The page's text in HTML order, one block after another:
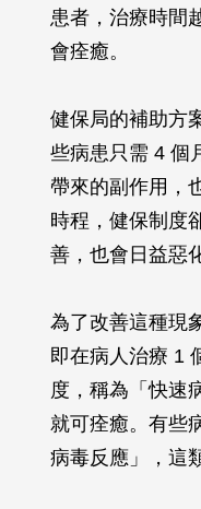
患者，治療時間
會痊癒。
健保局的補助方
些病患只需 4 個
帶來的副作用，
時程，健保制度
善，也會日益惡
為了改善這種現
即在病人治療 1
度，稱為「快速
就可痊癒。有些
病毒反應」，這